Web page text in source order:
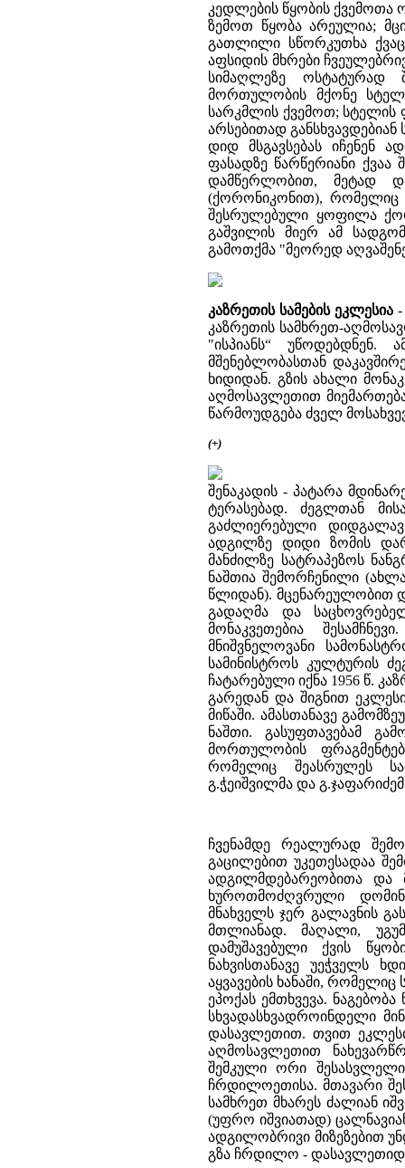
კედლების წყობის ქვემოთა
ზემოთ წყობა არეულია;
გათლილი სწორკუთხა
აფსიდის მხრები
სიმაღლეზე ოსტატურად
მორთულობის მქონე
სარკმლის ქვემოთ; სტელის
არსებითად
დიდ მსგავსებას იჩენენ
ფასადზე წარწერიანი
დამწერლობით, მეტად
(ქორონიკონით),
შესრულებული ყოფილა
გაშვილის მიერ ამ
გამოთქმა "მეორედ
კაზრეთის სამების ეკლესია-
კაზრეთის სამხრეთ-
"ისპიანს“
მშენებლობასთან
ხიდიდან. გზის ახალი
აღმოსავლეთით
წარმოუდგება ძველ
(+)
შენაკადის - პატარა
ტერასებად. ძეგლთან
გაძლიერებული
ადგილზე დიდი ზომის
მანძილზე სატრაპეზოს
ნაშთია შემორჩენილი
წლიდან). მცენარეულობით
გადაღმა და
მონაკვეთებია
მნიშვნელოვანი
სამინისტროს კულტურის
ჩატარებული იქნა 1956 წ.
გარედან და შიგნით
მიწაში. ამასთანავე
ნაშთი. გასუფთავებამ
მორთულობის
რომელიც შეასრულეს
გ.ჭეიშვილმა და
ჩვენამდე რეალურად
გაცილებით უკეთესადაა
ადგილმდებარეობითა და
ხუროთმოძღვრული
მნახველს ჯერ გალავნის
მთლიანად. მაღალი,
დამუშავებული ქვის
ნახვისთანავე უეჭველს
აყვავების ხანაში,
ეპოქას ემთხვევა.
სხვადასხვადროინდელი
დასავლეთით. თვით
აღმოსავლეთით
შემკული ორი
ჩრდილოეთისა. მთავარი
სამხრეთ მხარეს ძალიან
(უფრო იშვიათად)
ადგილობრივი მიზეზებით
გზა ჩრდილო -